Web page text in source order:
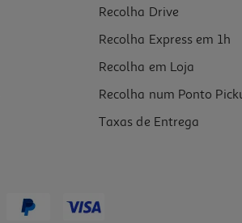
Recolha Drive
Recolha Express em 1h
Recolha em Loja
Recolha num Ponto
Taxas de Entrega